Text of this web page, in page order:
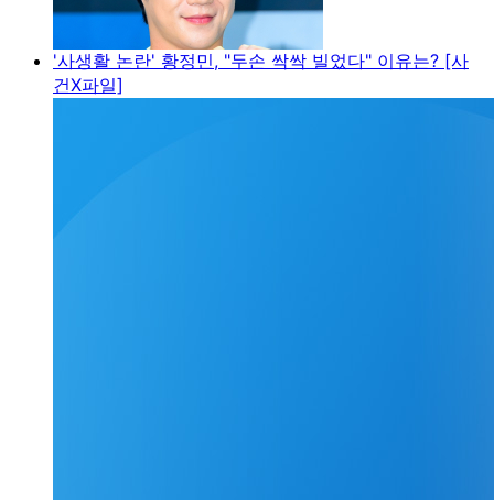
'사생활 논란' 황정민, "두손 싹싹 빌었다" 이유는? [사
건X파일]